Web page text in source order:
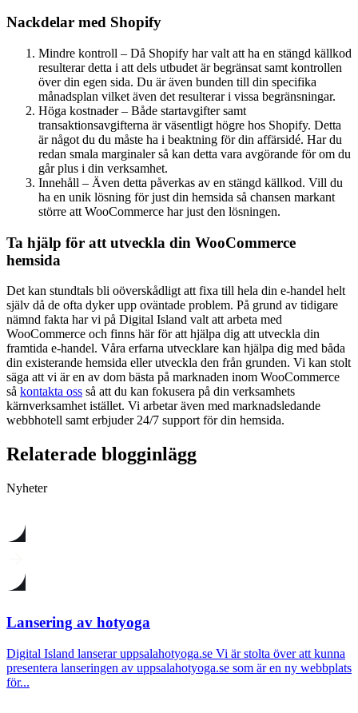
Nackdelar med Shopify
Mindre kontroll – Då Shopify har valt att ha en stängd källkod
resulterar detta i att dels utbudet är begränsat samt kontrollen
över din egen sida. Du är även bunden till din specifika
månadsplan vilket även det resulterar i vissa begränsningar.
Höga kostnader – Både startavgifter samt
transaktionsavgifterna är väsentligt högre hos Shopify. Detta
är något du du måste ha i beaktning för din affärsidé. Har du
redan smala marginaler så kan detta vara avgörande för om du
går plus i din verksamhet.
Innehåll – Även detta påverkas av en stängd källkod. Vill du
ha en unik lösning för just din hemsida så chansen markant
större att WooCommerce har just den lösningen.
Ta hjälp för att utveckla din WooCommerce
hemsida
Det kan stundtals bli oöverskådligt att fixa till hela din e-handel helt
själv då de ofta dyker upp oväntade problem. På grund av tidigare
nämnd fakta har vi på Digital Island valt att arbeta med
WooCommerce och finns här för att hjälpa dig att utveckla din
framtida e-handel. Våra erfarna utvecklare kan hjälpa dig med båda
din existerande hemsida eller utveckla den från grunden. Vi kan stolt
säga att vi är en av dom bästa på marknaden inom WooCommerce
så kontakta oss så att du kan fokusera på din verksamhets
kärnverksamhet istället. Vi arbetar även med marknadsledande
webbhotell samt erbjuder 24/7 support för din hemsida.
Relaterade blogginlägg
Nyheter
Lansering av hotyoga
Digital Island lanserar uppsalahotyoga.se Vi är stolta över att kunna
presentera lanseringen av uppsalahotyoga.se som är en ny webbplats
för...